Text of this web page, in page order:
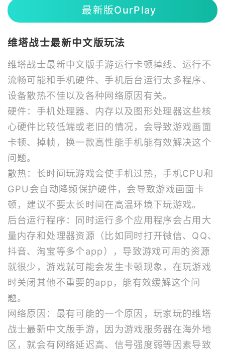
最新版OurPlay
维塔战士最新中文版玩法
维塔战士最新中文版手游运行卡顿掉线、运行不
流畅可能和手机硬件、手机后台运行太多程序、
设备散热不佳以及各种网络原因有关。
硬件：手机处理器、内存以及图形处理器这些核
心硬件比较低端或老旧的情况，会导致游戏画面
卡顿、掉帧，换一款高性能手机能有效解决这个
问题。
散热：长时间玩游戏会使手机过热，手机CPU和
GPU会自动降频保护硬件，会导致游戏画面卡
顿，建议不要太长时间在高温环境下玩游戏。
后台运行程序：同时运行多个应用程序会占用大
量内存和处理器资源（比如同时打开微信、QQ、
抖音、淘宝等多个app），导致游戏可用的资源
就很少，游戏就可能会发生卡顿现象，在玩游戏
时关闭其他不重要的app，能有效缓解这个问
题。
网络原因：最有可能的一个原因，玩家玩的维塔
战士最新中文版手游，因为游戏服务器在海外地
区，就会有网络延迟高、信号强度弱等因素导致